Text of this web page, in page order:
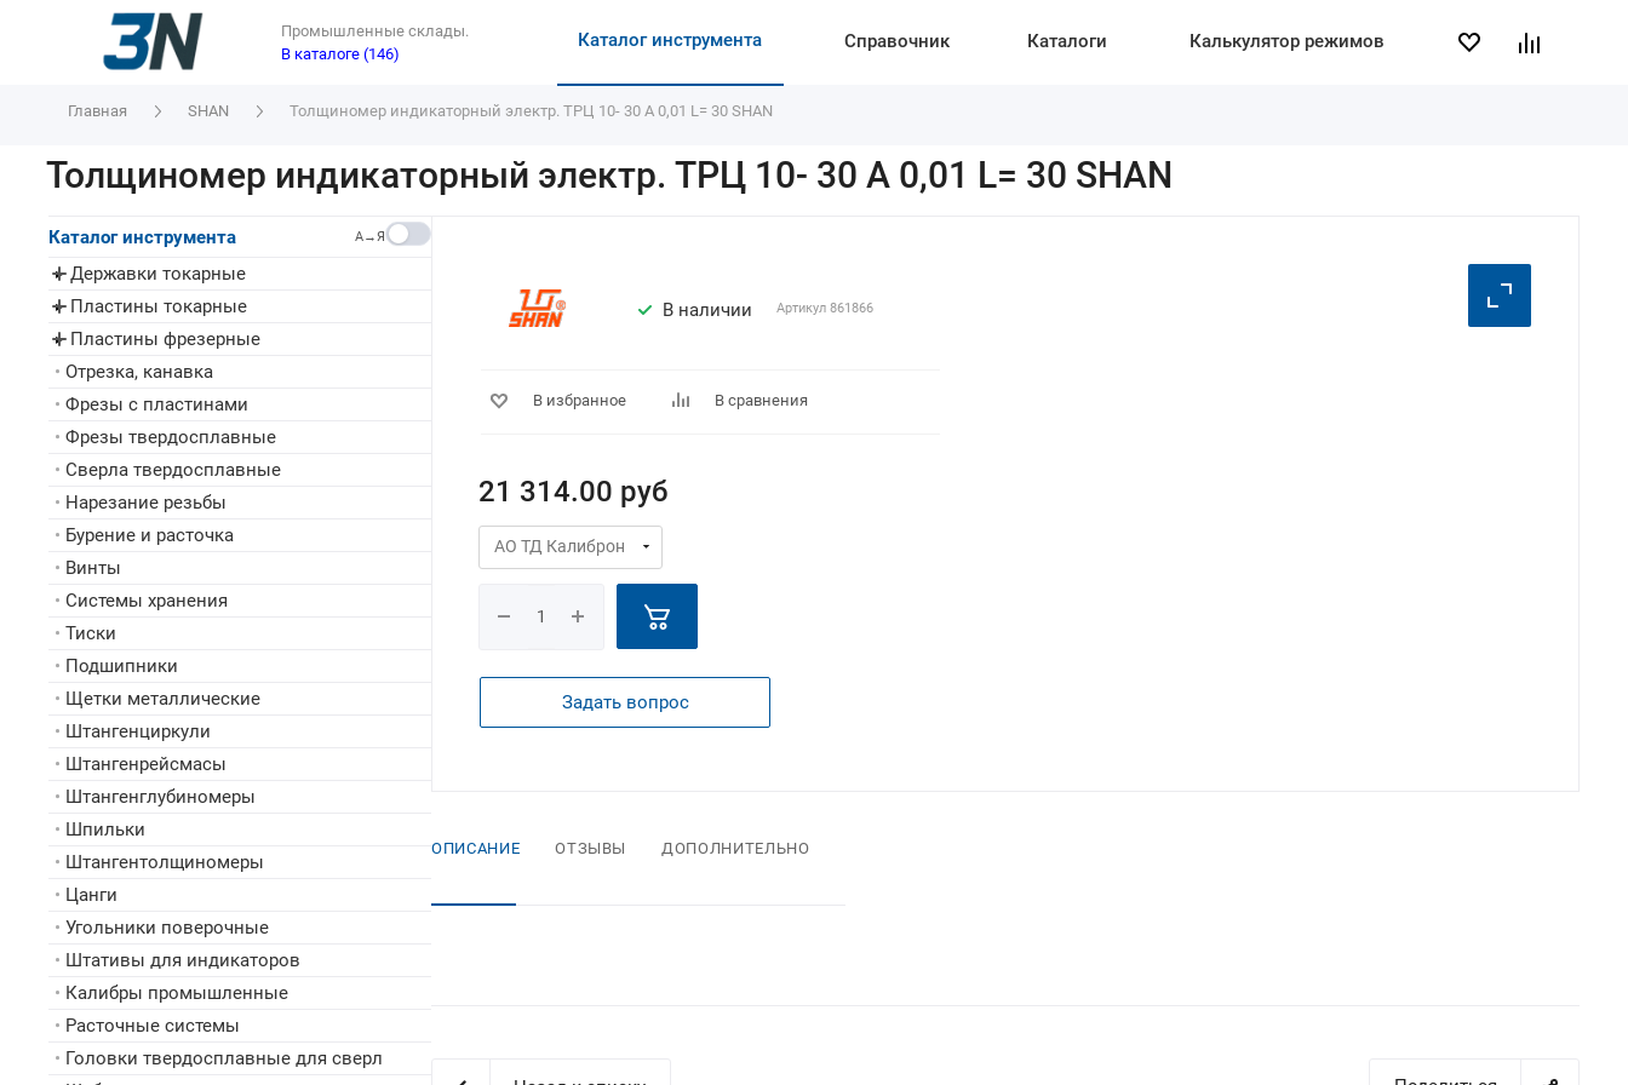
Промышленные склады.
В каталоге (146)
Каталог инструмента Справочник Каталоги Калькулятор режимов
Главная SHAN Толщиномер индикаторный электр. ТРЦ 10- 30 А 0,01 L= 30 SHAN
Толщиномер индикаторный электр. ТРЦ 10- 30 А 0,01 L= 30 SHAN
В наличии Артикул 861866
В избранное В сравнения
21 314.00 руб
Задать вопрос
ОПИСАНИЕ ОТЗЫВЫ ДОПОЛНИТЕЛЬНО
Каталог инструмента A→Я
▸ Державки токарные
▸ Пластины токарные
▸ Пластины фрезерные
• Отрезка, канавка
• Фрезы с пластинами
• Фрезы твердосплавные
• Сверла твердосплавные
• Нарезание резьбы
• Бурение и расточка
• Винты
• Системы хранения
• Тиски
• Подшипники
• Щетки металлические
• Штангенциркули
• Штангенрейсмасы
• Штангенглубиномеры
• Шпильки
• Штангентолщиномеры
• Цанги
• Угольники поверочные
• Штативы для индикаторов
• Калибры промышленные
• Расточные системы
• Головки твердосплавные для сверл